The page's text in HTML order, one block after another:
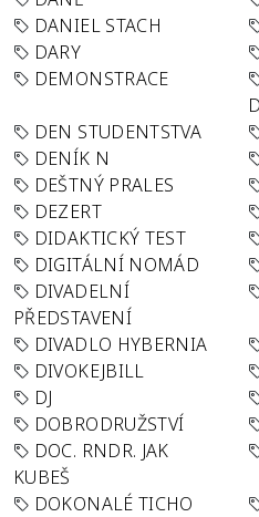
DANIEL STACH
DARY
DEMONSTRACE
DEN STUDENTSTVA
DENÍK N
DEŠTNÝ PRALES
DEZERT
DIDAKTICKÝ TEST
DIGITÁLNÍ NOMÁD
DIVADELNÍ
PŘEDSTAVENÍ
DIVADLO HYBERNIA
DIVOKEJBILL
DJ
DOBRODRUŽSTVÍ
DOC. RNDR. JAK
KUBEŠ
DOKONALÉ TICHO